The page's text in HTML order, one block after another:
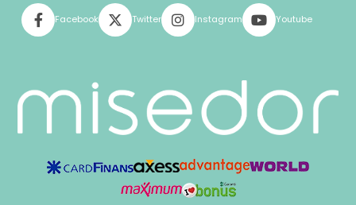
Facebook Twitter Instagram Youtube